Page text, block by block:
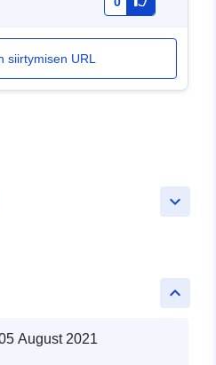
siirtymisen URL
keyboard_arrow_down
keyboard_arrow_up
August 2021